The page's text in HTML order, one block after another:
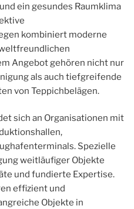
ein gesundes Raumklima
kombiniert moderne
Angebot gehören nicht nur
als auch tiefgreifende
von Teppichbelägen.
sich an Organisationen mit
Spezielle
weitläufiger Objekte
und fundierte Expertise.
effizient und
Objekte in